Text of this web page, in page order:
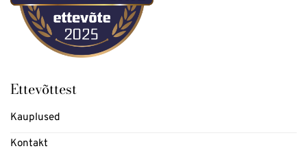
Ettevõttest
Kauplused
Kontakt